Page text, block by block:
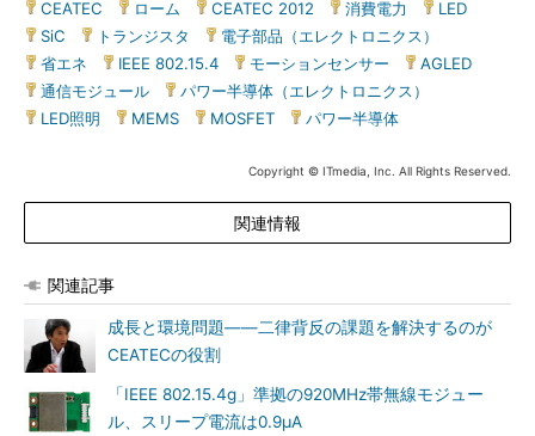
CEATEC ローム CEATEC 2012 消費電力 LED
SiC
トランジスタ 電子部品（エレクトロニクス）
省エネ
IEEE 802.15.4 モーションセンサー AGLED
通信モジュール
パワー半導体（エレクトロニクス）
LED照明
MEMS MOSFET パワー半導体
Copyright © ITmedia, Inc. All Rights Reserved.
関連情報
関連記事
成長と環境問題――二律背反の課題を解決するのが
CEATECの役割
「IEEE 802.15.4g」準拠の920MHz帯無線モジュー
ル、スリープ電流は0.9μA